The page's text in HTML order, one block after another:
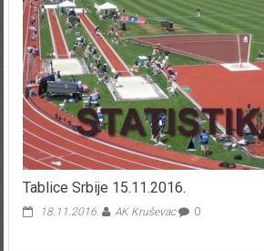
Tablice Srbije 15.11.2016.
18.11.2016. AK Kruševac 0